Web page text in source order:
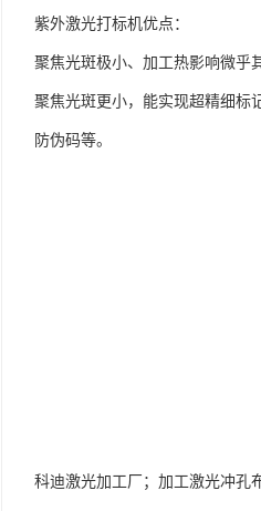
紫外激光打标机优点：
聚焦光斑极小、加工热影响微乎
聚焦光斑更小，能实现超精细标
防伪码等。
科迪激光加工厂；加工激光冲孔